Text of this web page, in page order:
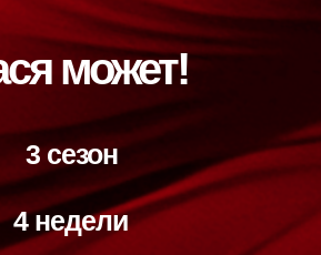
может!
3 сезон
4 недели